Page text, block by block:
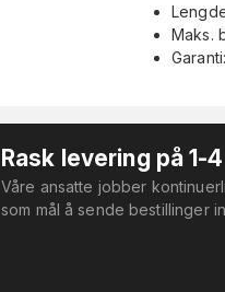
Maks.
Rask levering på 1-
Våre ansatte jobber
som mål å sende bestillinger